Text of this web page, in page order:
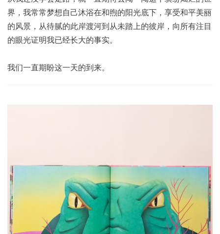
界，我常常梦想自己沐浴在和煦的阳光底下，享受和平美丽
的风景，从待腻的此岸渡河到从未踏上的彼岸，向所有注目
的眼光证明我已经长大的事实。
我们一直期盼这一天的到来。